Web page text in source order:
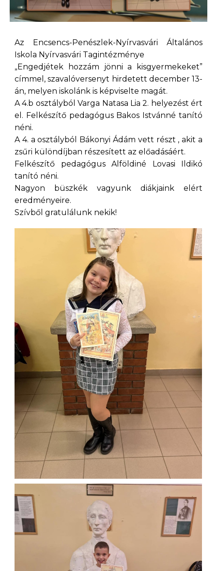
Az Encsencs-Penészlek-Nyírvasvári Általános
Iskola Nyírvasvári Tagintézménye
„Engedjétek hozzám jönni a kisgyermekeket”
címmel, szavalóversenyt hirdetett december 13-
án, melyen iskolánk is képviselte magát.
A 4.b osztályból Varga Natasa Lia 2. helyezést ért
el. Felkészítő pedagógus Bakos Istvánné tanító
néni.
A 4. a osztályból Bákonyi Ádám vett részt , akit a
zsűri különdíjban részesített az előadásáért.
Felkészítő pedagógus Alföldiné Lovasi Ildikó
tanító néni.
Nagyon büszkék vagyunk diákjaink elért
eredményeire.
Szívből gratulálunk nekik!